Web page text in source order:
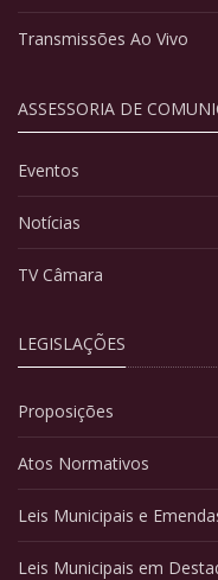
Transmissões Ao Vivo
ASSESSORIA DE
Eventos
Notícias
TV Câmara
LEGISLAÇÕES
Proposições
Atos Normativos
Leis Municipais e
Leis Municipais em